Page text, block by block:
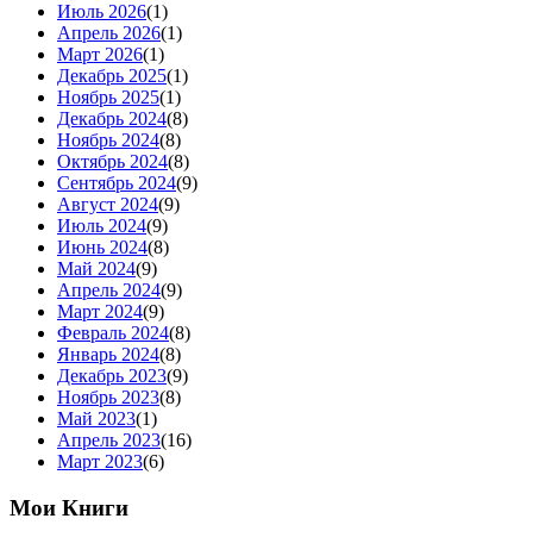
Июль 2026(1)
Апрель 2026(1)
Март 2026(1)
Декабрь 2025(1)
Ноябрь 2025(1)
Декабрь 2024(8)
Ноябрь 2024(8)
Октябрь 2024(8)
Сентябрь 2024(9)
Август 2024(9)
Июль 2024(9)
Июнь 2024(8)
Май 2024(9)
Апрель 2024(9)
Март 2024(9)
Февраль 2024(8)
Январь 2024(8)
Декабрь 2023(9)
Ноябрь 2023(8)
Май 2023(1)
Апрель 2023(16)
Март 2023(6)
Мои Книги